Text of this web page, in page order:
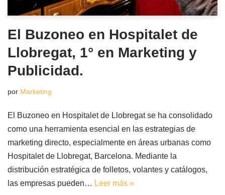
El Buzoneo en Hospitalet de
Llobregat, 1° en Marketing y
Publicidad.
por Marketing
El Buzoneo en Hospitalet de Llobregat se ha consolidado
como una herramienta esencial en las estrategias de
marketing directo, especialmente en áreas urbanas como
Hospitalet de Llobregat, Barcelona. Mediante la
distribución estratégica de folletos, volantes y catálogos,
las empresas pueden… Leer más »